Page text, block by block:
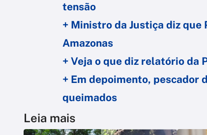
tensão
+ Ministro da Justiça diz que
Amazonas
+ Veja o que diz relatório da
+ Em depoimento, pescador
queimados
Leia mais